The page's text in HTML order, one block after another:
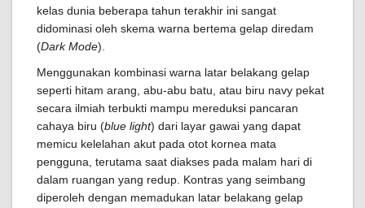
kelas dunia beberapa tahun terakhir ini sangat
didominasi oleh skema warna bertema gelap diredam
(Dark Mode).
Menggunakan kombinasi warna latar belakang gelap
seperti hitam arang, abu-abu batu, atau biru navy pekat
secara ilmiah terbukti mampu mereduksi pancaran
cahaya biru (blue light) dari layar gawai yang dapat
memicu kelelahan akut pada otot kornea mata
pengguna, terutama saat diakses pada malam hari di
dalam ruangan yang redup. Kontras yang seimbang
diperoleh dengan memadukan latar belakang gelap